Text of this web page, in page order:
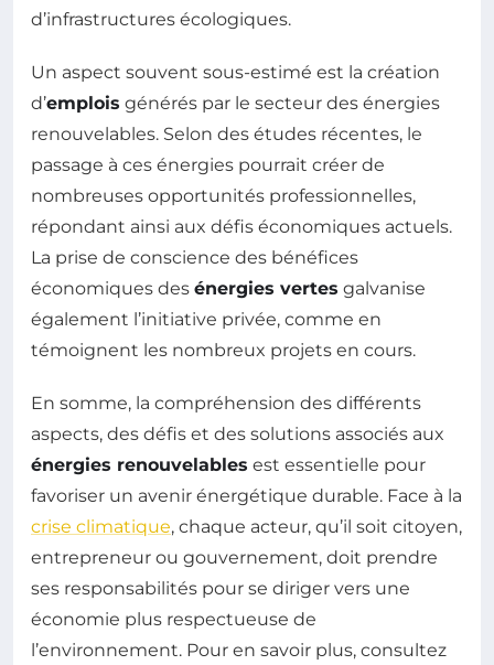
d’infrastructures écologiques.
Un aspect souvent sous-estimé est la création
d’emplois générés par le secteur des énergies
renouvelables. Selon des études récentes, le
passage à ces énergies pourrait créer de
nombreuses opportunités professionnelles,
répondant ainsi aux défis économiques actuels.
La prise de conscience des bénéfices
économiques des énergies vertes galvanise
également l’initiative privée, comme en
témoignent les nombreux projets en cours.
En somme, la compréhension des différents
aspects, des défis et des solutions associés aux
énergies renouvelables est essentielle pour
favoriser un avenir énergétique durable. Face à la
crise climatique, chaque acteur, qu’il soit citoyen,
entrepreneur ou gouvernement, doit prendre
ses responsabilités pour se diriger vers une
économie plus respectueuse de
l’environnement. Pour en savoir plus, consultez